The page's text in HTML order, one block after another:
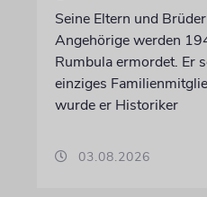
Seine Eltern und
Angehörige werden
Rumbula ermordet. Er
einziges
wurde er Historiker
03.08.2026